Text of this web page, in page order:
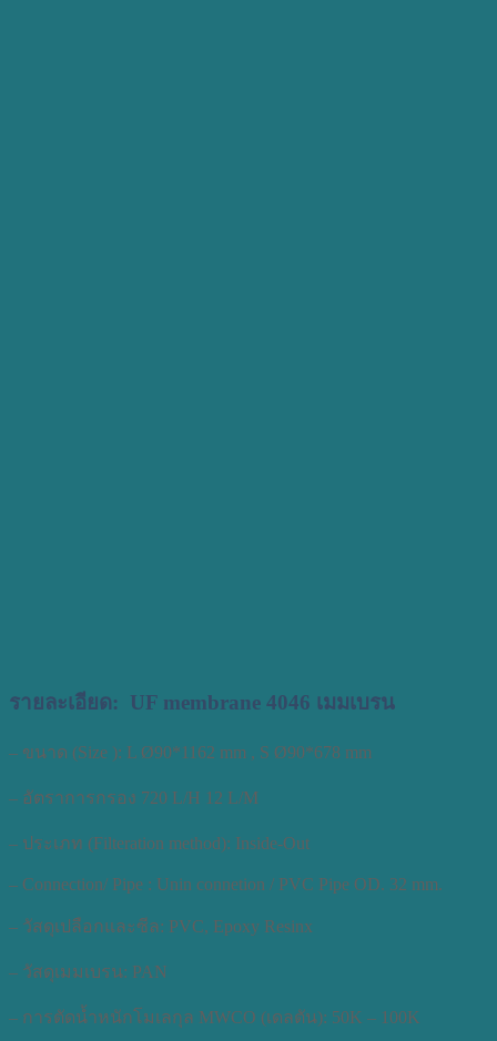
รายละเอียด: UF membrane 4046 เมมเบรน
– ขนาด (Size ): L Ø90*1162 mm , S Ø90*678 mm
– อัตราการกรอง 720 L/H 12 L/M
– ประเภท (Filteration method): Inside-Out
– Connection/ Pipe : Unin connetion / PVC Pipe OD. 32 mm.
– วัสดุเปลือกและซีล: PVC, Epoxy Resinx
– วัสดุเมมเบรน: PAN
– การตัดน้ำหนักโมเลกุล MWCO (เดลตัน): 50K – 100K